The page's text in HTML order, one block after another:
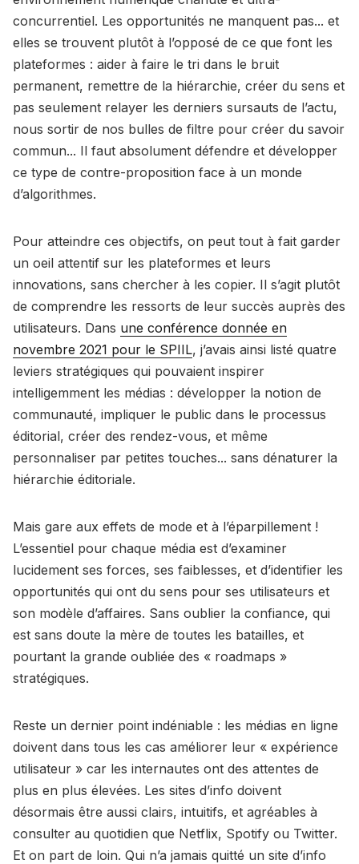
concurrentiel. Les opportunités ne manquent pas... et
elles se trouvent plutôt à l’opposé de ce que font les
plateformes : aider à faire le tri dans le bruit
permanent, remettre de la hiérarchie, créer du sens et
pas seulement relayer les derniers sursauts de l’actu,
nous sortir de nos bulles de filtre pour créer du savoir
commun... Il faut absolument défendre et développer
ce type de contre-proposition face à un monde
d’algorithmes.
Pour atteindre ces objectifs, on peut tout à fait garder
un oeil attentif sur les plateformes et leurs
innovations, sans chercher à les copier. Il s’agit plutôt
de comprendre les ressorts de leur succès auprès des
utilisateurs. Dans une conférence donnée en
novembre 2021 pour le SPIIL, j’avais ainsi listé quatre
leviers stratégiques qui pouvaient inspirer
intelligemment les médias : développer la notion de
communauté, impliquer le public dans le processus
éditorial, créer des rendez-vous, et même
personnaliser par petites touches... sans dénaturer la
hiérarchie éditoriale.
Mais gare aux effets de mode et à l’éparpillement !
L’essentiel pour chaque média est d’examiner
lucidement ses forces, ses faiblesses, et d’identifier les
opportunités qui ont du sens pour ses utilisateurs et
son modèle d’affaires. Sans oublier la confiance, qui
est sans doute la mère de toutes les batailles, et
pourtant la grande oubliée des « roadmaps »
stratégiques.
Reste un dernier point indéniable : les médias en ligne
doivent dans tous les cas améliorer leur « expérience
utilisateur » car les internautes ont des attentes de
plus en plus élevées. Les sites d’info doivent
désormais être aussi clairs, intuitifs, et agréables à
consulter au quotidien que Netflix, Spotify ou Twitter.
Et on part de loin. Qui n’a jamais quitté un site d’info